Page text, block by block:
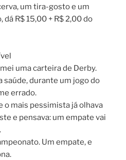
um tira-gosto e um
R$ 15,00 + R$ 2,00 do
uma carteira de Derby.
saúde, durante um jogo do
errado.
o mais pessimista já olhava
e pensava: um empate vai
Um empate, e